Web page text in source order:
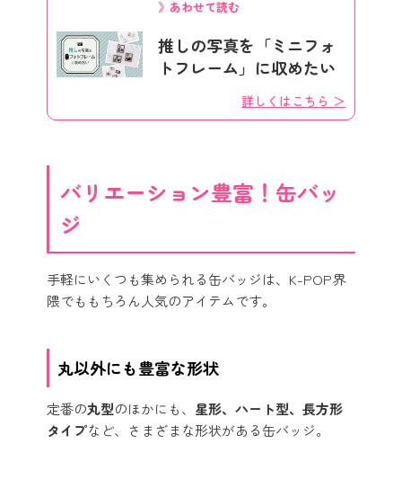
》あわせて読む
推しの写真を「ミニフォ
トフレーム」に収めたい
詳しくはこちら ＞
バリエーション豊富！缶バッ
ジ
手軽にいくつも集められる缶バッジは、K-POP界
隈でももちろん人気のアイテムです。
丸以外にも豊富な形状
定番の丸型のほかにも、 星形、ハート型、長方形
タイプなど、さまざまな形状がある缶バッジ。